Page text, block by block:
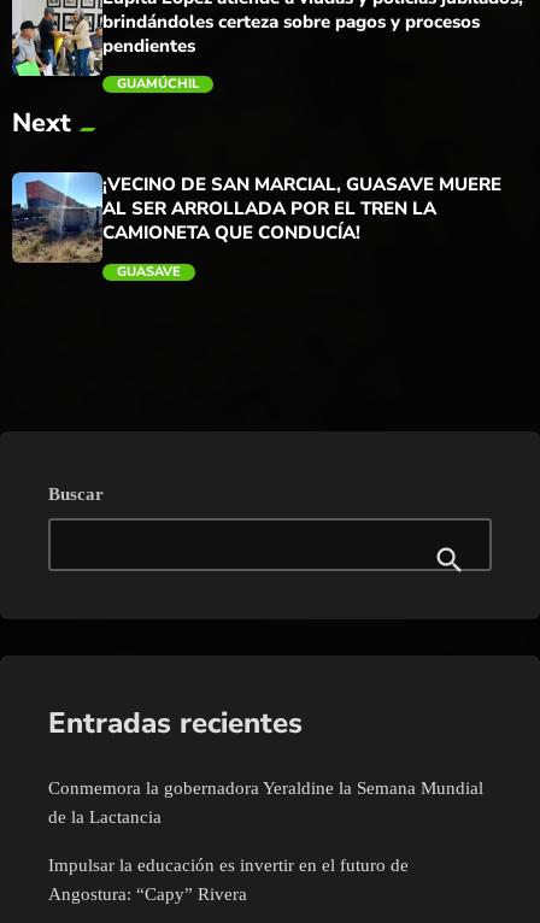
brindándoles certeza sobre pagos y procesos
pendientes
GUAMÚCHIL
Next
¡VECINO DE SAN MARCIAL, GUASAVE MUERE
AL SER ARROLLADA POR EL TREN LA
CAMIONETA QUE CONDUCÍA!
GUASAVE
Buscar
Entradas recientes
Conmemora la gobernadora Yeraldine la Semana Mundial
de la Lactancia
Impulsar la educación es invertir en el futuro de
Angostura: “Capy” Rivera